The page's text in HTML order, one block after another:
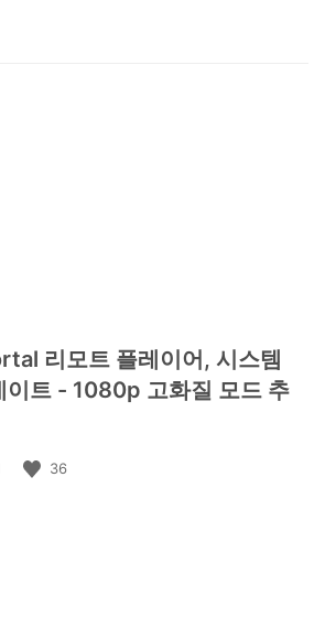
리모트 플레이어, 시스템
이트 - 1080p 고화질 모드 추
36